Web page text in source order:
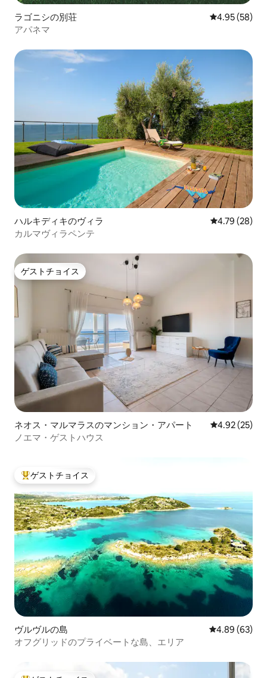
ラゴニシの別荘 レビュー58
4.95 (58)
アパネマ
ハルキディキのヴィラ レビュー28
4.79 (28)
カルマヴィラペンテ
ゲストチョイス
ゲストチョイス
ネオス・マルマラスのマンション・アパート レビュー25
4.92 (25)
ノエマ・ゲストハウス
大好評のゲストチョイスです。
ゲストチョイス
ヴルヴルの島 レビュー63
4.89 (63)
オフグリッドのプライベートな島、エリア